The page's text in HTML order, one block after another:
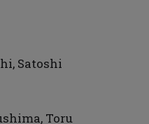
Satoshi
Toru